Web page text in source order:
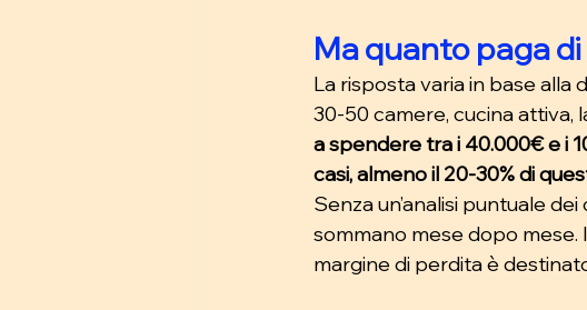
Ma quanto paga
La risposta varia in base alla
30-50 camere, cucina attiva,
a spendere tra i 40.000€ e i
casi, almeno il 20-30% di
Senza un’analisi puntuale
sommano mese dopo mese.
margine di perdita è